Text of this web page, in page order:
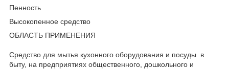
Пенность
Высокопенное средство
ОБЛАСТЬ ПРИМЕНЕНИЯ
Средство для мытья кухонного оборудования и посуды в
быту, на предприятиях общественного, дошкольного и